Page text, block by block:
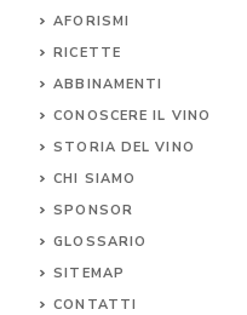
AFORISMI
RICETTE
ABBINAMENTI
CONOSCERE IL VINO
STORIA DEL VINO
CHI SIAMO
SPONSOR
GLOSSARIO
SITEMAP
CONTATTI